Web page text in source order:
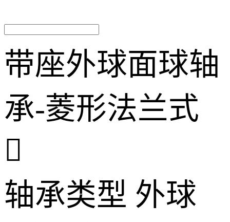
带座外球面球轴
承-菱形法兰式

轴承类型 外球